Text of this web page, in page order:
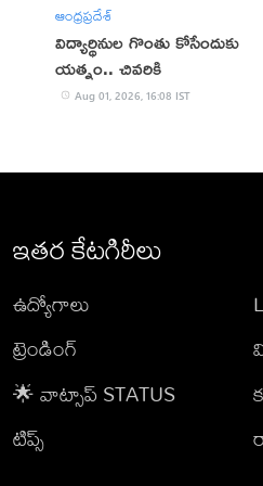
ఆంధ్రప్రదేశ్
విద్యార్థినుల గొంతు కోసేందుకు
యత్నం.. చివరికి
Aug 01, 2026, 16:08 IST
ఇతర కేటగిరీలు
ఉద్యోగాలు
ట్రెండింగ్
🌟 వాట్సాప్ STATUS
టిప్స్